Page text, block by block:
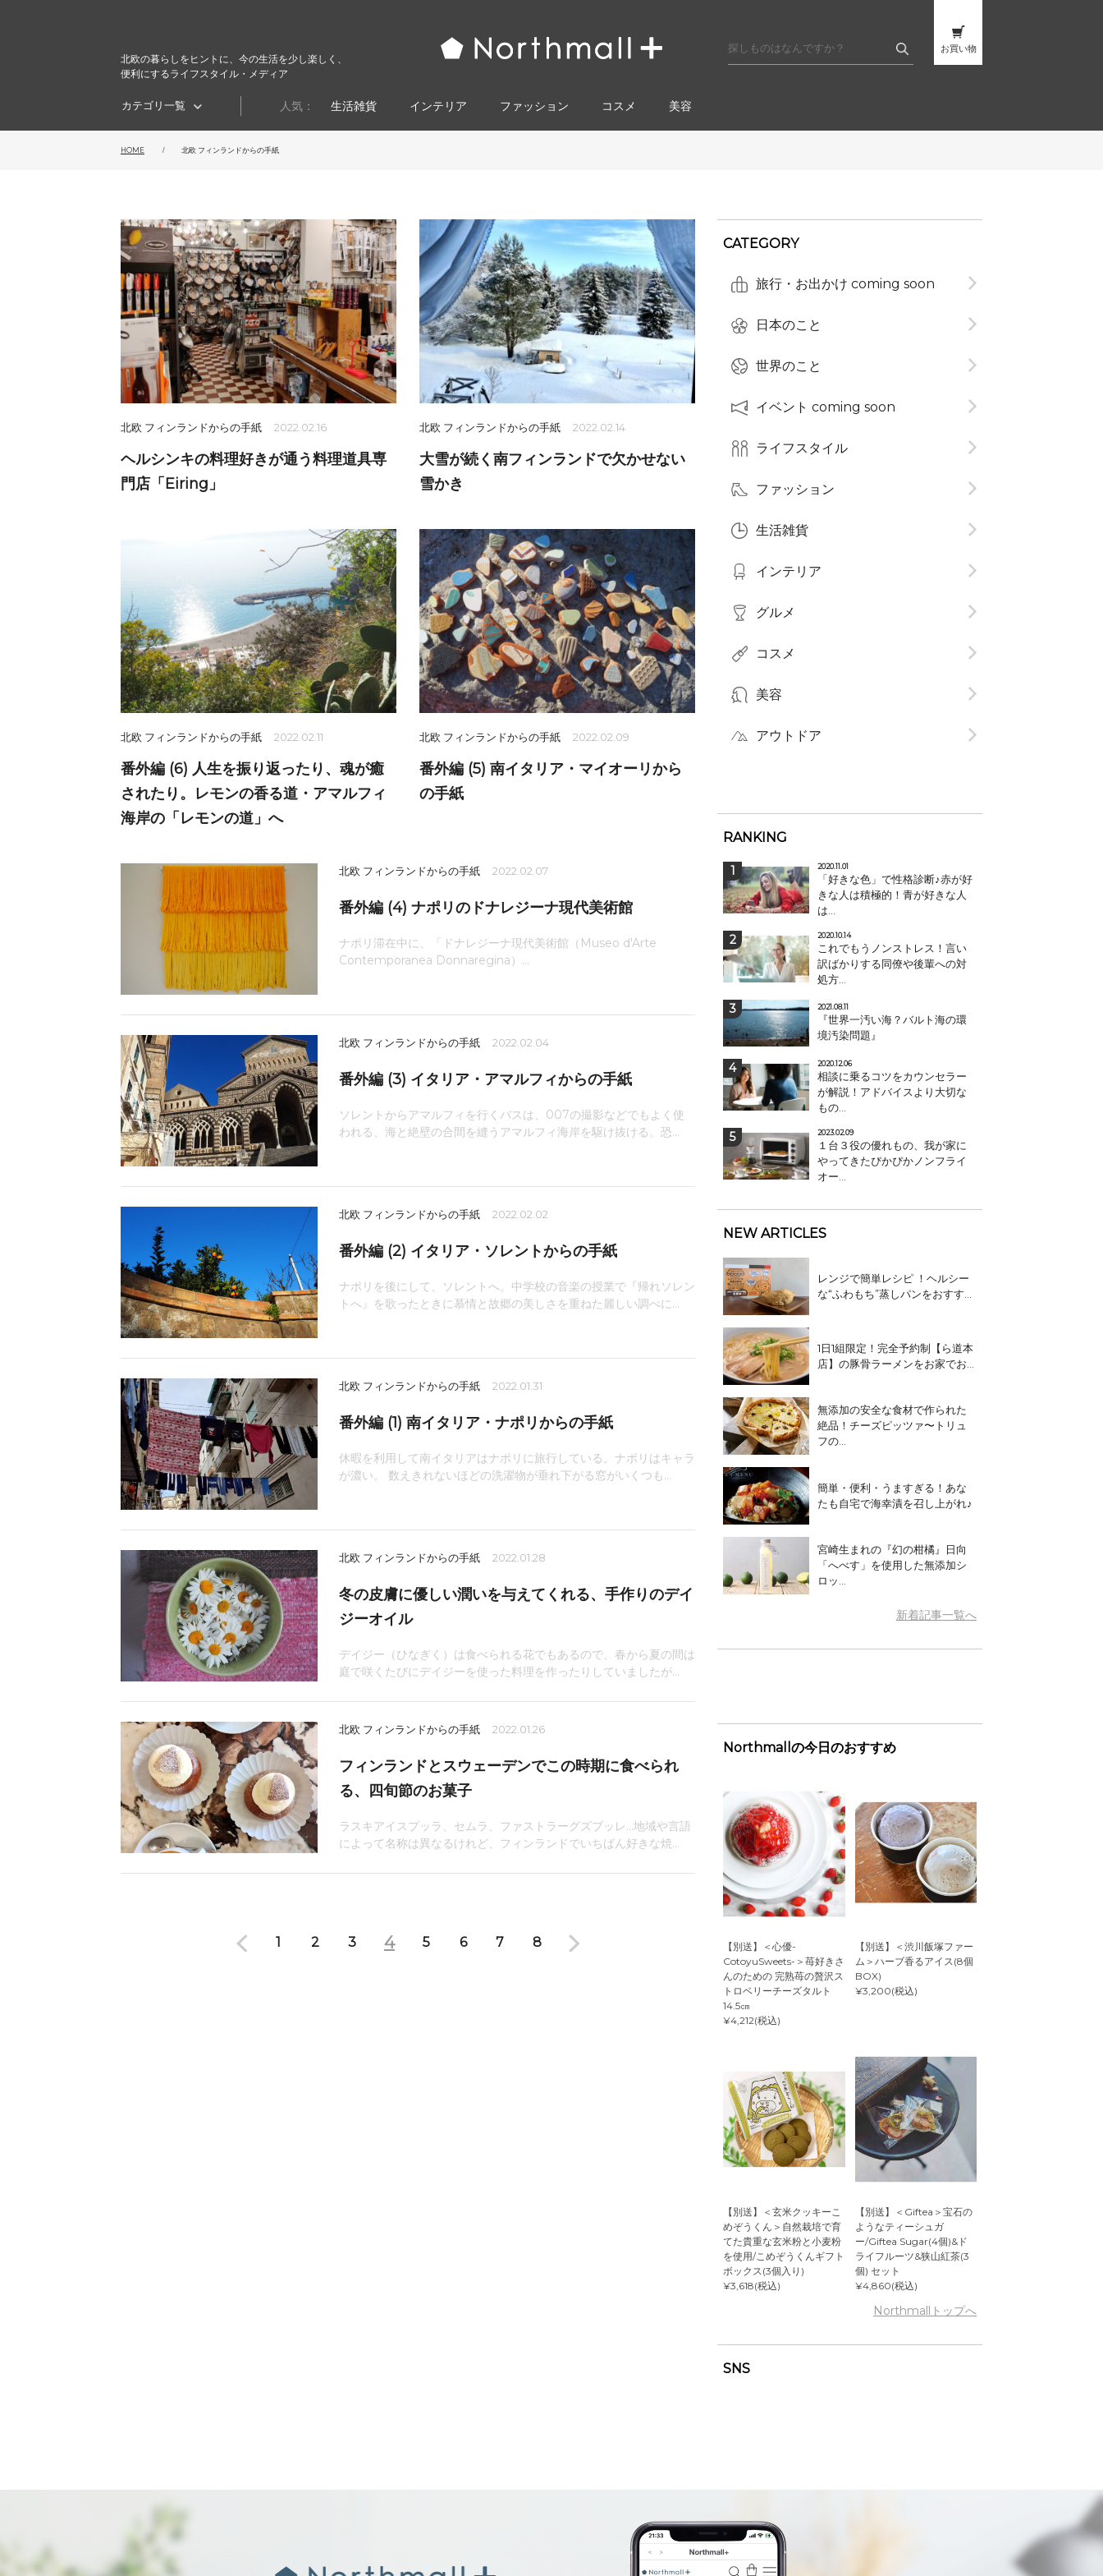
北欧の暮らしをヒントに、今の生活を少し楽しく、
便利にするライフスタイル・メディア
お買い物
カテゴリ一覧 人気： 生活雑貨 インテリア ファッション コスメ​ 美容
HOME 北欧 フィンランドからの手紙
北欧 フィンランドからの手紙 2022.02.16
ヘルシンキの料理好きが通う料理道具専
門店「Eiring」
北欧 フィンランドからの手紙 2022.02.14
大雪が続く南フィンランドで欠かせない
雪かき
北欧 フィンランドからの手紙 2022.02.11
番外編 (6) 人生を振り返ったり、魂が癒
されたり。レモンの香る道・アマルフィ
海岸の「レモンの道」へ
北欧 フィンランドからの手紙 2022.02.09
番外編 (5) 南イタリア・マイオーリから
の手紙
北欧 フィンランドからの手紙 2022.02.07
番外編 (4) ナポリのドナレジーナ現代美術館
ナポリ滞在中に、「ドナレジーナ現代美術館（Museo d'Arte
Contemporanea Donnaregina）...
北欧 フィンランドからの手紙 2022.02.04
番外編 (3) イタリア・アマルフィからの手紙
ソレントからアマルフィを行くバスは、007の撮影などでもよく使
われる、海と絶壁の合間を縫うアマルフィ海岸を駆け抜ける。恐...
北欧 フィンランドからの手紙 2022.02.02
番外編 (2) イタリア・ソレントからの手紙
ナポリを後にして、ソレントへ。中学校の音楽の授業で『帰れソレン
トへ』を歌ったときに慕情と故郷の美しさを重ねた麗しい調べに...
北欧 フィンランドからの手紙 2022.01.31
番外編 (1) 南イタリア・ナポリからの手紙
休暇を利用して南イタリアはナポリに旅行している。ナポリはキャラ
が濃い。 数えきれないほどの洗濯物が垂れ下がる窓がいくつも...
北欧 フィンランドからの手紙 2022.01.28
冬の皮膚に優しい潤いを与えてくれる、手作りのデイ
ジーオイル
デイジー（ひなぎく）は食べられる花でもあるので、春から夏の間は
庭で咲くたびにデイジーを使った料理を作ったりしていましたが...
北欧 フィンランドからの手紙 2022.01.26
フィンランドとスウェーデンでこの時期に食べられ
る、四旬節のお菓子
ラスキアイスプッラ、セムラ、ファストラーグズブッレ…地域や言語
によって名称は異なるけれど、フィンランドでいちばん好きな焼...
1 2 3 4 5 6 7 8
CATEGORY
旅行・お出かけ coming soon
日本のこと
世界のこと
イベント coming soon
ライフスタイル
ファッション
生活雑貨
インテリア
グルメ
コスメ​
美容
アウトドア
RANKING
2020.11.01
「好きな色」で性格診断♪赤が好
きな人は積極的！青が好きな人
は...
2020.10.14
これでもうノンストレス！言い
訳ばかりする同僚や後輩への対
処方...
2021.08.11
『世界一汚い海？バルト海の環
境汚染問題』
2020.12.06
相談に乗るコツをカウンセラー
が解説！アドバイスより大切な
もの...
2023.02.09
１台３役の優れもの、我が家に
やってきたぴかぴかノンフライ
オー...
NEW ARTICLES
レンジで簡単レシピ ！ヘルシー
な“ふわもち”蒸しパンをおすす...
1日1組限定！完全予約制【ら道本
店】の豚骨ラーメンをお家でお...
無添加の安全な食材で作られた
絶品！チーズピッツァ〜トリュ
フの...
簡単・便利・うますぎる！あな
たも自宅で海幸漬を召し上がれ♪
宮崎生まれの『幻の柑橘』日向
「へべす」を使用した無添加シ
ロッ...
新着記事一覧へ
Northmallの今日のおすすめ
【別送】＜心優-
CotoyuSweets-＞苺好きさ
んのための 完熟苺の贅沢ス
トロベリーチーズタルト
14.5㎝
¥4,212(税込)
【別送】＜渋川飯塚ファー
ム＞ハーブ香るアイス(8個
BOX)
¥3,200(税込)
【別送】＜玄米クッキーこ
めぞうくん＞自然栽培で育
てた貴重な玄米粉と小麦粉
を使用/こめぞうくんギフト
ボックス(3個入り)
¥3,618(税込)
【別送】＜Giftea＞宝石の
ようなティーシュガ
ー/Giftea Sugar(4個)&ド
ライフルーツ&狭山紅茶(3
個) セット
¥4,860(税込)
Northmallトップへ
SNS